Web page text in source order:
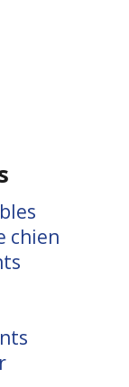
chien